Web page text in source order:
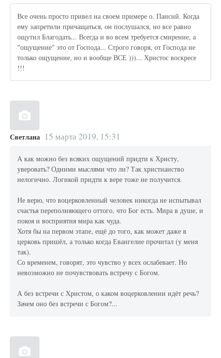
Все очень просто привел на своем примере о. Паисий. Когда
ему запретили причащаться, он послушался, но все равно
ощутил Благодать... Всегда и во всем требуется смирение, а
"ощущение" это от Господа... Строго говоря, от Господа не
только ощущение, но и вообще ВСЕ )))... Христос воскресе
!!!
Светлана 15 марта 2019, 15:31
А как можно без всяких ощущений придти к Христу,
уверовать? Одними мыслями что ли? Так христианство
нелогично. Логикой придти к вере тоже не получится.
Не верю, что воцерковленный человек никогда не испытывал
счастья переполняющего оттого, что Бог есть. Мира в душе, и
покоя и восприятия мира как чуда.
Хотя бы на первом этапе, ещё до того, как может даже в
церковь пришёл, а только когда Евангелие прочитал (у меня
так).
Со временем, говорят, это чувство у всех ослабевает. Но
невозможно не почувствовать встречу с Богом.
А без встречи с Христом, о каком воцерковлении идёт речь?
Зачем оно без встречи с Богом?...